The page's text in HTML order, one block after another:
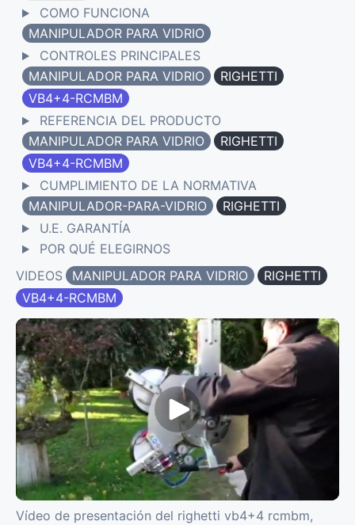
COMO FUNCIONA
MANIPULADOR PARA VIDRIO
CONTROLES PRINCIPALES
MANIPULADOR PARA VIDRIO
RIGHETTI
VB4+4-RCMBM
REFERENCIA DEL PRODUCTO
MANIPULADOR PARA VIDRIO
RIGHETTI
VB4+4-RCMBM
CUMPLIMIENTO DE LA NORMATIVA
MANIPULADOR-PARA-VIDRIO
RIGHETTI
U.E. GARANTÍA
POR QUÉ ELEGIRNOS
VIDEOS
MANIPULADOR PARA VIDRIO
RIGHETTI
VB4+4-RCMBM
Vídeo de presentación del righetti vb4+4 rcmbm,